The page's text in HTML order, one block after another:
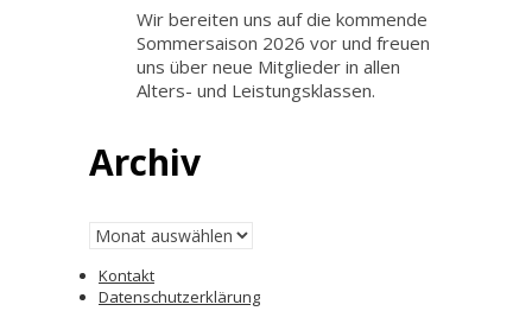
Wir bereiten uns auf die kommende
Sommersaison 2026 vor und freuen
uns über neue Mitglieder in allen
Alters- und Leistungsklassen.
Archiv
Archiv
Kontakt
Datenschutzerklärung